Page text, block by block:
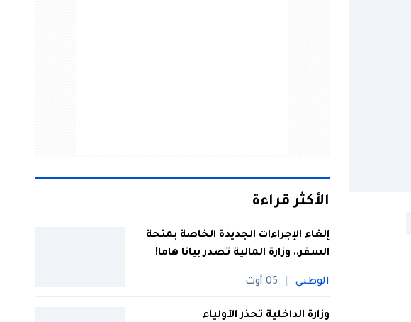
الأكثر قراءة
إلغاء الإجراءات الجديدة الخاصة بمنحة
السفر.. وزارة المالية تصدر بيانا هاما!
الوطني 05 أوت
وزارة الداخلية تحذر الأولياء